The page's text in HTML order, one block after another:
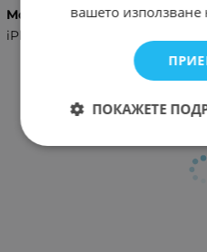
Модел Телефон
iPhone 11
вашето използване
ПОКАЖЕТЕ